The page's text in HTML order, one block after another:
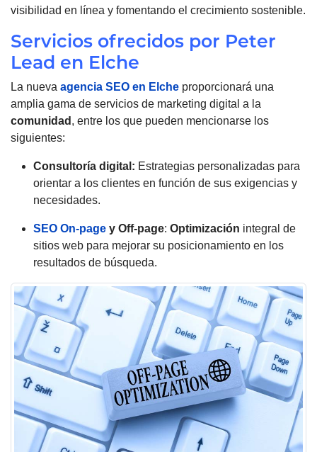
visibilidad en línea y fomentando el crecimiento sostenible.
Servicios ofrecidos por Peter
Lead en Elche
La nueva agencia SEO en Elche proporcionará una
amplia gama de servicios de marketing digital a la
comunidad , entre los que pueden mencionarse los
siguientes:
Consultoría digital: Estrategias personalizadas para
orientar a los clientes en función de sus exigencias y
necesidades.
SEO On-page y Off-page: Optimización integral de
sitios web para mejorar su posicionamiento en los
resultados de búsqueda.